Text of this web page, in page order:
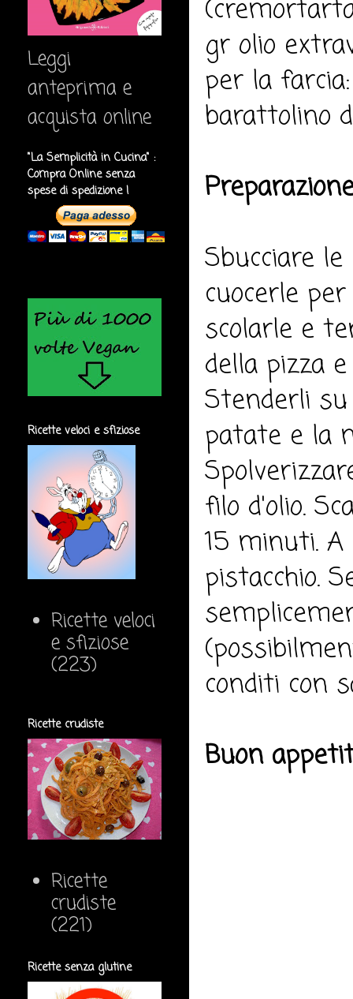
gr olio
per la
barattolino
Sbucciare
cuocerle
scolarle e
della pizza
Stenderli
patate e la
filo d'olio.
15 minuti.
pistacchio.
conditi con
Buon
Leggi
anteprima e
acquista online
"La Semplicità in Cucina" :
Compra Online senza
spese di spedizione !
Ricette veloci e sfiziose
Ricette veloci
e sfiziose
(223)
Ricette crudiste
Ricette
crudiste
(221)
Ricette senza glutine